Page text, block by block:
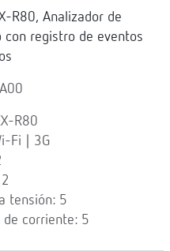
R80, Analizador de
registro de eventos
R80
Fi | 3G
tensión: 5
de corriente: 5